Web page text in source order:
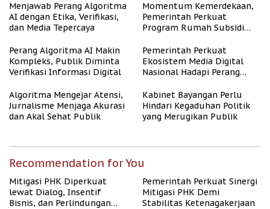
Menjawab Perang Algoritma
AI dengan Etika, Verifikasi,
dan Media Tepercaya
Momentum Kemerdekaan,
Pemerintah Perkuat
Program Rumah Subsidi
Berpenghasilan Rendah
Perang Algoritma AI Makin
Kompleks, Publik Diminta
Verifikasi Informasi Digital
Pemerintah Perkuat
Ekosistem Media Digital
Nasional Hadapi Perang
Algoritma Mengejar Atensi,
Jurnalisme Menjaga Akurasi
dan Akal Sehat Publik
Kabinet Bayangan Perlu
Hindari Kegaduhan Politik
yang Merugikan Publik
Recommendation for You
Mitigasi PHK Diperkuat
lewat Dialog, Insentif
Bisnis, dan Perlindungan
Pemerintah Perkuat Sinergi
Mitigasi PHK Demi
Stabilitas Ketenagakerjaan